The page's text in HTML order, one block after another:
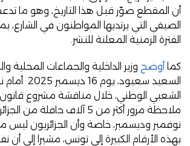
أن المقطع صوّر قبل هذا التاريخ، وهو ما
الصيفي التي يرتديها المواطنون في الشارع،
الفترة الزمنية المعلنة للنشر.
كما أوضح وزير الداخلية والجماعات المحلية
السعيد سعيود،
الشعبي الوطني، خلال مناقشة مشروع قانون
ملاحظة مرور أكثر من 5 آلاف
نوفمبر وديسمبر، خاصة وأن الجزائريون ليس
بهذه الأرقام الكبيرة إلى تونس، مشيرا إلى